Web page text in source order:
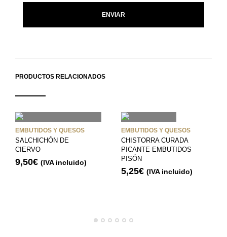
PRODUCTOS RELACIONADOS
EMBUTIDOS Y QUESOS
SALCHICHÓN DE
CIERVO
9,50€ (IVA incluido)
EMBUTIDOS Y QUESOS
CHISTORRA CURADA
PICANTE EMBUTIDOS
PISÓN
5,25€ (IVA incluido)